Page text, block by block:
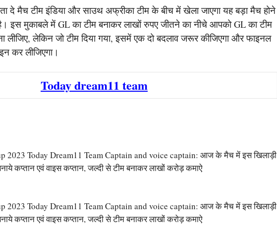
दे मैच टीम इंडिया और साउथ अफ्रीका टीम के बीच में खेला जाएगा यह बड़ा मैच होने
इस मुकाबले में GL का टीम बनाकर लाखों रुपए जीतने का नीचे आपको GL का टीम
लीजिए, लेकिन जो टीम दिया गया, इसमें एक दो बदलाव जरूर कीजिएगा और फाइनल
कर लीजिएगा।
Today dream11 team
2023 Today Dream11 Team Captain and voice captain: आज के मैच में इस खिलाड़ी
कप्तान एवं वाइस कप्तान, जल्दी से टीम बनाकर लाखों करोड़ कमाऐ
2023 Today Dream11 Team Captain and voice captain: आज के मैच में इस खिलाड़ी
कप्तान एवं वाइस कप्तान, जल्दी से टीम बनाकर लाखों करोड़ कमाऐ